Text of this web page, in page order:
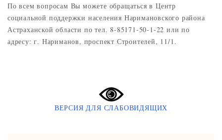
По всем вопросам Вы можете обращаться в Центр
социальной поддержки населения Наримановского района
Астраханской области по тел. 8-85171-50-1-22 или по
адресу: г. Нариманов, проспект Строителей, 11/1.
ВЕРСИЯ ДЛЯ СЛАБОВИДЯЩИХ